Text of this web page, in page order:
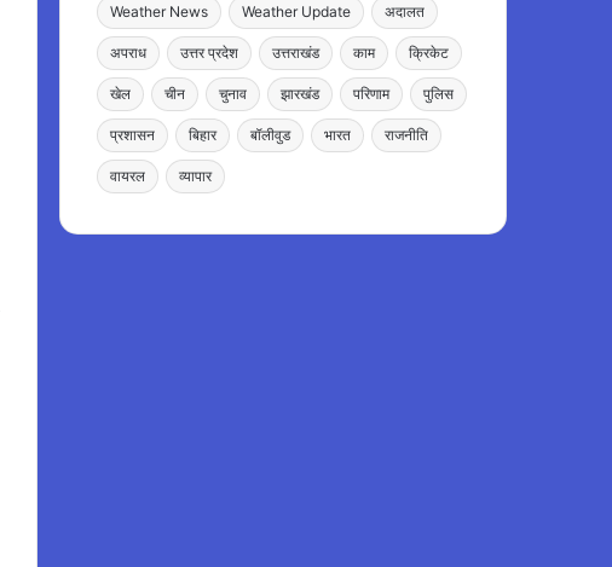
Weather News Weather Update अदालत
अपराध उत्तर प्रदेश उत्तराखंड काम क्रिकेट
खेल चीन चुनाव झारखंड परिणाम पुलिस
प्रशासन बिहार बॉलीवुड भारत राजनीति
वायरल व्यापार